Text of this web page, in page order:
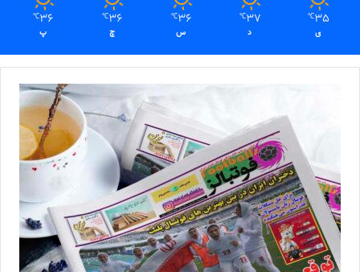
35
℃
ی
37
℃
د
36
℃
س
36
℃
چ
36
℃
پ